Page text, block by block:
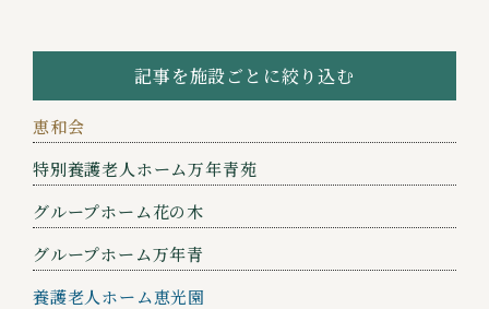
記事を施設ごとに絞り込む
恵和会
特別養護老人ホーム万年青苑
グループホーム花の木
グループホーム万年青
養護老人ホーム恵光園